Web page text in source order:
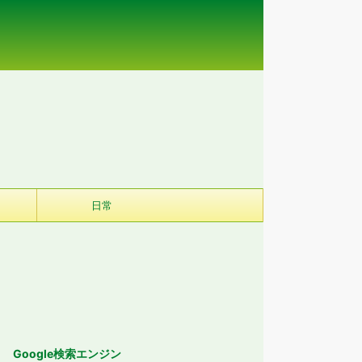
日常
Google検索エンジン